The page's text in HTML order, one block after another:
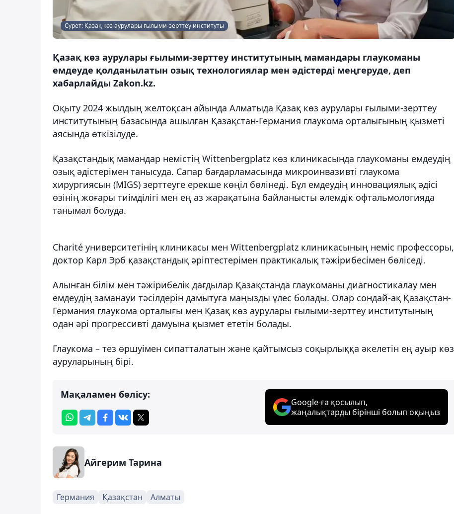
Сурет: Қазақ көз аурулары ғылыми-зерттеу институты
Қазақ көз аурулары ғылыми-зерттеу институтының мамандары глаукоманы
емдеуде қолданылатын озық технологиялар мен әдістерді меңгеруде, деп
хабарлайды Zakon.kz.
Оқыту 2024 жылдың желтоқсан айында Алматыда Қазақ көз аурулары ғылыми-зерттеу
институтының базасында ашылған Қазақстан-Германия глаукома орталығының қызметі
аясында өткізілуде.
Қазақстандық мамандар немістің Wittenbergplatz көз клиникасында глаукоманы емдеудің
озық әдістерімен танысуда. Сапар бағдарламасында микроинвазивті глаукома
хирургиясын (MIGS) зерттеуге ерекше көңіл бөлінеді. Бұл емдеудің инновациялық әдісі
өзінің жоғары тиімділігі мен ең аз жарақатына байланысты әлемдік офтальмологияда
танымал болуда.
Charité университетінің клиникасы мен Wittenbergplatz клиникасының неміс профессоры,
доктор Карл Эрб қазақстандық әріптестерімен практикалық тәжірибесімен бөліседі.
Алынған білім мен тәжірибелік дағдылар Қазақстанда глаукоманы диагностикалау мен
емдеудің заманауи тәсілдерін дамытуға маңызды үлес болады. Олар сондай-ақ Қазақстан-
Германия глаукома орталығы мен Қазақ көз аурулары ғылыми-зерттеу институтының
одан әрі прогрессивті дамуына қызмет ететін болады.
Глаукома – тез өршуімен сипатталатын және қайтымсыз соқырлыққа әкелетін ең ауыр көз
ауруларының бірі.
Мақаламен бөлісу:
Google-ға қосылып,
жаңалықтарды бірінші болып оқыңыз
Айгерим Тарина
Германия Қазақстан Алматы